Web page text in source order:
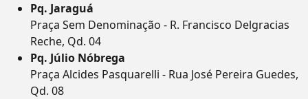
Pq. Jaraguá
Praça Sem Denominação - R. Francisco Delgracias
Reche, Qd. 04
Pq. Júlio Nóbrega
Praça Alcides Pasquarelli - Rua José Pereira Guedes,
Qd. 08